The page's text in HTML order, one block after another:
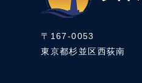
〒167-0053
東京都杉並区西荻南